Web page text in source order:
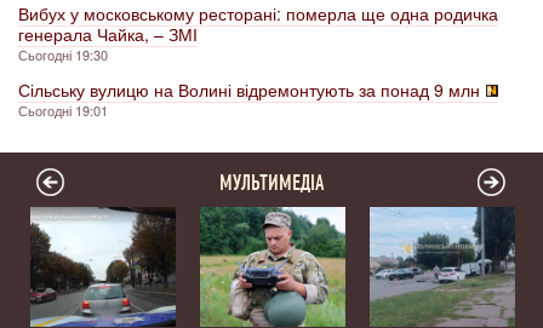
Вибух у московському ресторані: померла ще одна родичка
генерала Чайка, – ЗМІ
Сьогодні 19:30
Сільську вулицю на Волині відремонтують за понад 9 млн
Сьогодні 19:01
МУЛЬТИМЕДІА